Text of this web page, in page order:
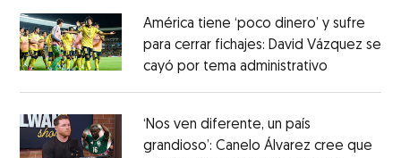
América tiene ‘poco dinero’ y sufre
para cerrar fichajes: David Vázquez se
cayó por tema administrativo
‘Nos ven diferente, un país
grandioso’: Canelo Álvarez cree que